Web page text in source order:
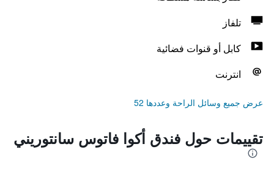
تلفاز
كابل أو قنوات فضائية
انترنت
عرض جميع وسائل الراحة وعددها 52
تقييمات حول فندق أكوا فاتوس سانتوريني